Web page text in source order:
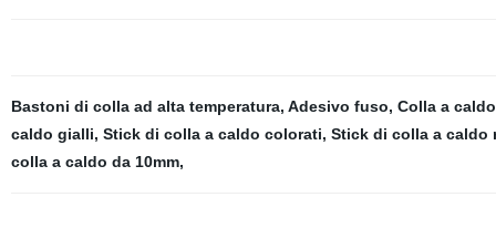
Bastoni di colla ad alta temperatura, Adesivo fuso, Colla a
caldo gialli, Stick di colla a caldo colorati, Stick di colla a caldo
colla a caldo da 10mm,